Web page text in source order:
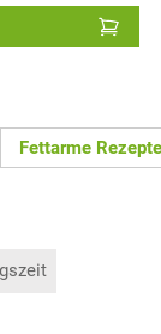
Fettarme Rezepte